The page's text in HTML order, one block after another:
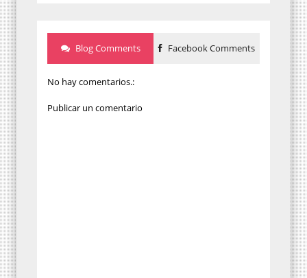
Blog Comments Facebook Comments
No hay comentarios.:
Publicar un comentario